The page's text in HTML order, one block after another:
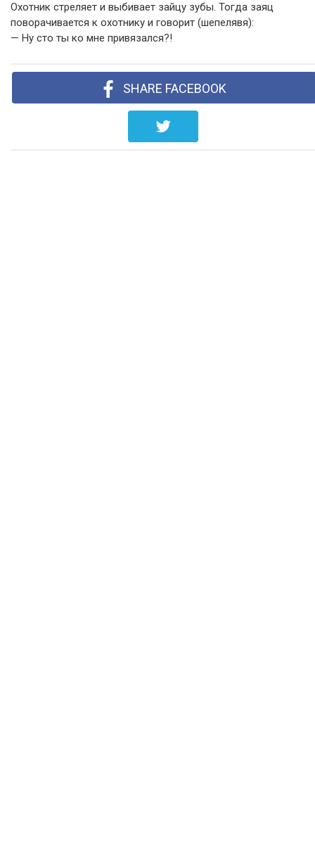
Охотник стреляет и выбивает зайцу зубы. Тогда заяц
поворачивается к охотнику и говорит (шепелявя):
— Ну сто ты ко мне привязался?!
SHARE FACEBOOK